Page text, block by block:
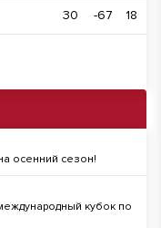
30 -67 18
осенний сезон!
кубок по